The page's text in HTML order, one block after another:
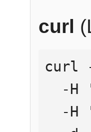
curl
curl